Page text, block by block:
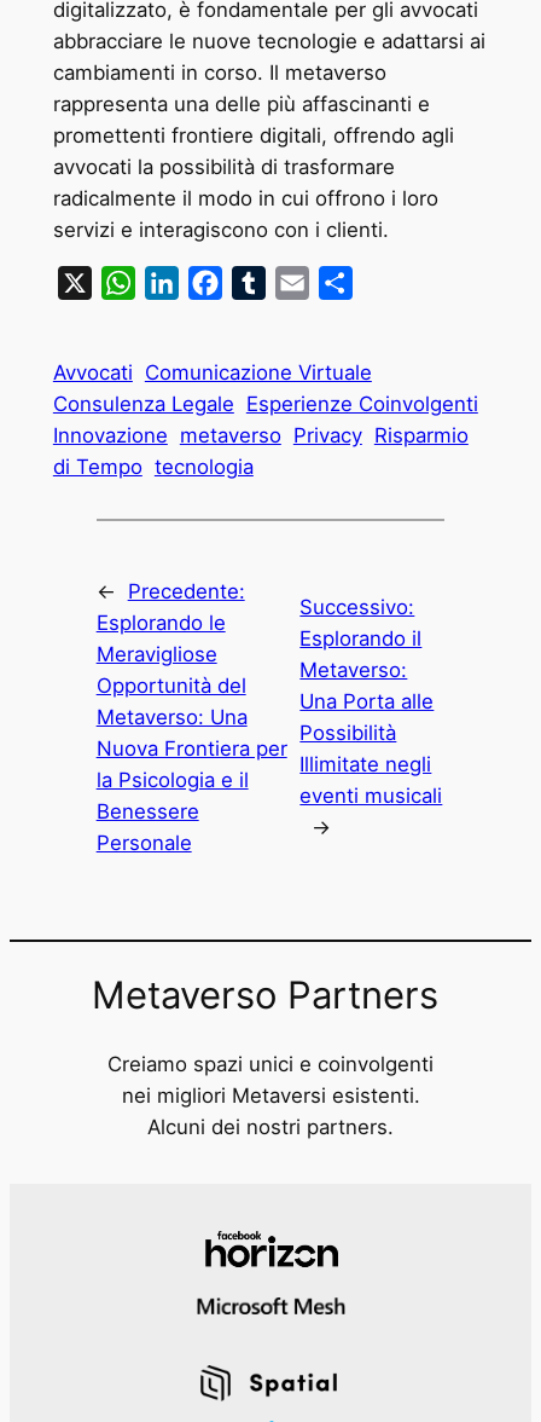
digitalizzato, è fondamentale per gli avvocati
abbracciare le nuove tecnologie e adattarsi ai
cambiamenti in corso. Il metaverso
rappresenta una delle più affascinanti e
promettenti frontiere digitali, offrendo agli
avvocati la possibilità di trasformare
radicalmente il modo in cui offrono i loro
servizi e interagiscono con i clienti.
WhatsAppLinkedInFacebookTumblrEmail
Avvocati Comunicazione Virtuale
Consulenza Legale Esperienze Coinvolgenti
Innovazione metaverso Privacy Risparmio
di Tempo tecnologia
←
Precedente:
Esplorando le
Meravigliose
Opportunità del
Metaverso: Una
Nuova Frontiera per
la Psicologia e il
Benessere
Personale
Successivo:
Esplorando il
Metaverso:
Una Porta alle
Possibilità
Illimitate negli
eventi musicali
→
Metaverso Partners
Creiamo spazi unici e coinvolgenti
nei migliori Metaversi esistenti.
Alcuni dei nostri partners.